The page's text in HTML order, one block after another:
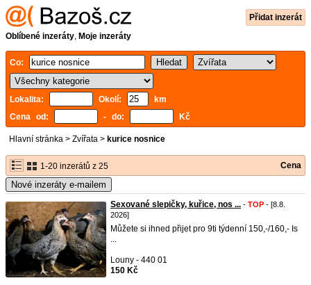
Přidat inzerát
Oblíbené inzeráty, Moje inzeráty
Co:
Lokalita: Okolí:
km
Cena od:
- do: Kč
Hlavní stránka > Zvířata > kurice nosnice
1-20 inzerátů z 25 Cena
Nové inzeráty e-mailem
Sexované slepičky, kuřice, nos ... - TOP - [8.8.
2026]
Můžete si ihned přijet pro 9ti týdenní 150,-/160,- Is
...
Louny - 440 01
150 Kč